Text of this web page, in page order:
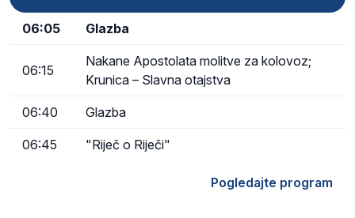
06:05 Glazba
06:15
Nakane Apostolata molitve za kolovoz;
Krunica – Slavna otajstva
06:40 Glazba
06:45 "Riječ o Riječi"
Pogledajte program